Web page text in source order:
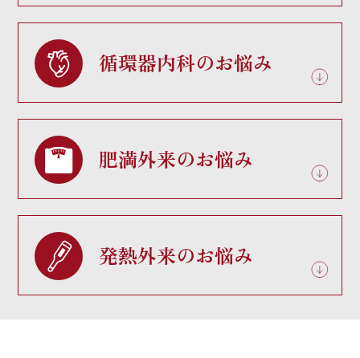
循環器内科のお悩み
肥満外来のお悩み
発熱外来のお悩み